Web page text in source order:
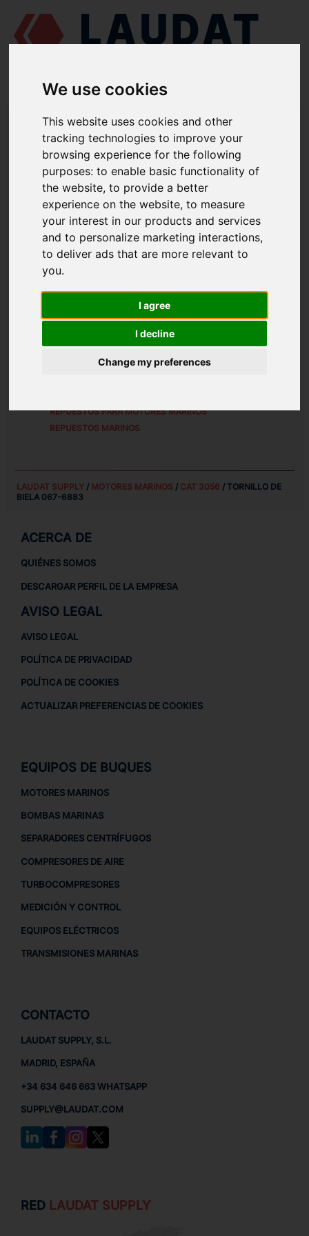
We use cookies
This website uses cookies and other
tracking technologies to improve your
browsing experience for the following
purposes:to enable basic functionality of
the website,to provide a better
experience on the website,to measure
your interest in our products and services
and to personalize marketing interactions,
to deliver ads that are more relevant to
you.
I agree
I decline
Change my preferences
LAUDAT SUPPLY/MOTORES MARINOS/ CAT 3056/ TORNILLO DE
BIELA 067-6883
LAUDAT SUPPLY
CATEGORIA DE PISTÓN Y BIELA
TORNILLO DE BIELA
NÚMERO DE PIEZA: 067-6883
0676883
REPUESTOS PARA MOTORES MARINOS
REPUESTOS MARINOS
LAUDAT SUPPLY/ MOTORES MARINOS / CAT 3056 / TORNILLO DE
BIELA 067-6883
ACERCA DE
QUIÉNES SOMOS
DESCARGAR PERFIL DE LA EMPRESA
AVISO LEGAL
AVISO LEGAL
POLÍTICA DE PRIVACIDAD
POLÍTICA DE COOKIES
ACTUALIZAR PREFERENCIAS DE COOKIES
EQUIPOS DE BUQUES
MOTORES MARINOS
BOMBAS MARINAS
SEPARADORES CENTRÍFUGOS
COMPRESORES DE AIRE
TURBOCOMPRESORES
MEDICIÓN Y CONTROL
EQUIPOS ELÉCTRICOS
TRANSMISIONES MARINAS
CONTACTO
LAUDAT SUPPLY, S.L.
MADRID, ESPAÑA
+34 634 646 663 WHATSAPP
SUPPLY@LAUDAT.COM
RED LAUDAT SUPPLY